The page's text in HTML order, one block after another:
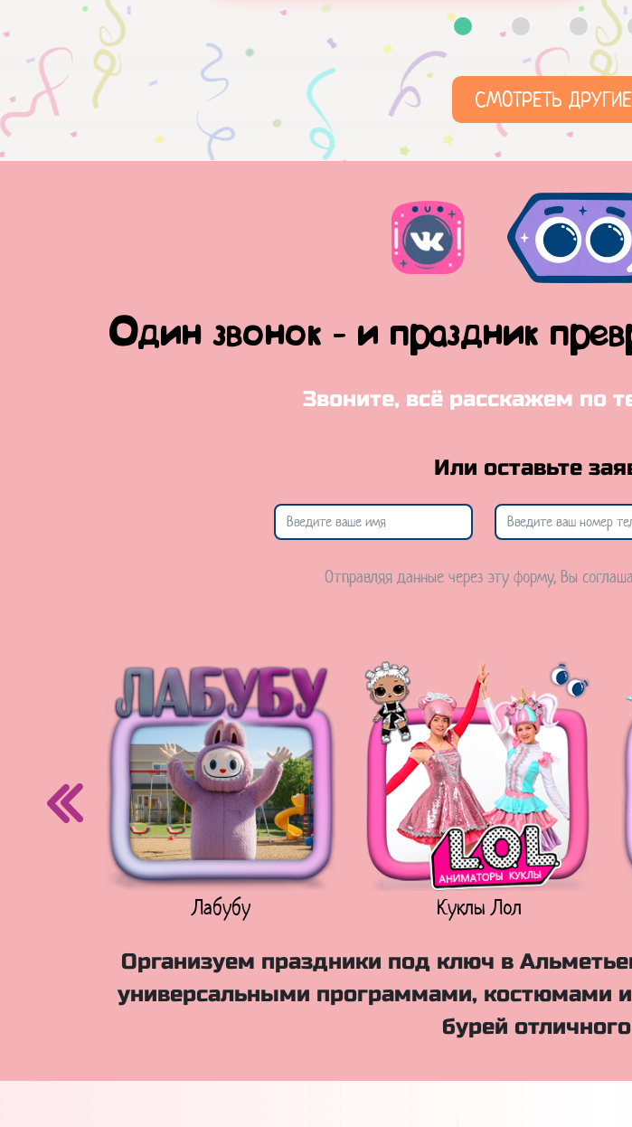
СМОТРЕТЬ
Один звонок - и праздник
Звоните, всё расскажем по
Или оставьте
Отправляя данные через эту форму, Вы
Лабубу Куклы Лол
Организуем праздники под ключ в
универсальными программами, костюмами
бурей